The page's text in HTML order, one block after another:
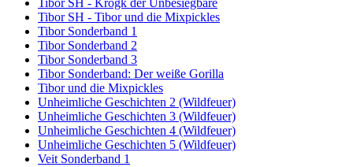
Tibor SH - Krogk der Unbesiegbare
Tibor SH - Tibor und die Mixpickles
Tibor Sonderband 1
Tibor Sonderband 2
Tibor Sonderband 3
Tibor Sonderband: Der weiße Gorilla
Tibor und die Mixpickles
Unheimliche Geschichten 2 (Wildfeuer)
Unheimliche Geschichten 3 (Wildfeuer)
Unheimliche Geschichten 4 (Wildfeuer)
Unheimliche Geschichten 5 (Wildfeuer)
Veit Sonderband 1